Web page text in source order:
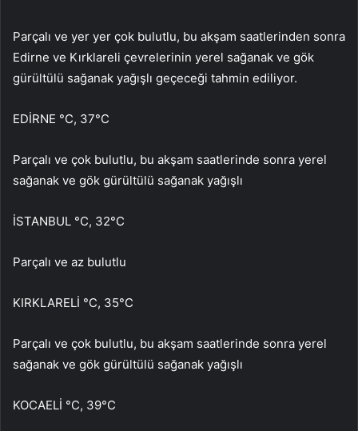
Parçalı ve yer yer çok bulutlu, bu akşam saatlerinden sonra
Edirne ve Kırklareli çevrelerinin yerel sağanak ve gök
gürültülü sağanak yağışlı geçeceği tahmin ediliyor.
EDİRNE °C, 37°C
Parçalı ve çok bulutlu, bu akşam saatlerinde sonra yerel
sağanak ve gök gürültülü sağanak yağışlı
İSTANBUL °C, 32°C
Parçalı ve az bulutlu
KIRKLARELİ °C, 35°C
Parçalı ve çok bulutlu, bu akşam saatlerinde sonra yerel
sağanak ve gök gürültülü sağanak yağışlı
KOCAELİ °C, 39°C